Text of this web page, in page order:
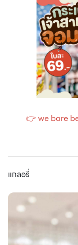
👉 we bare
แกลอรี่